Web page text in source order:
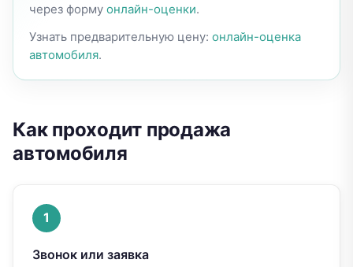
через форму онлайн-оценки.
Узнать предварительную цену: онлайн-оценка
автомобиля.
Как проходит продажа
автомобиля
1
Звонок или заявка